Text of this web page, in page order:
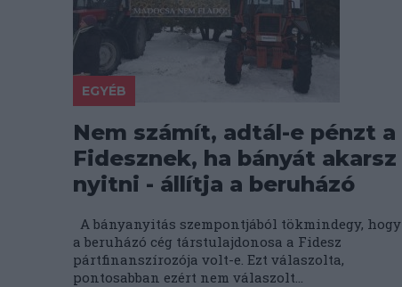
EGYÉB
Nem számít, adtál-e pénzt a
Fidesznek, ha bányát akarsz
nyitni - állítja a beruházó
A bányanyitás szempontjából tökmindegy, hogy
a beruházó cég társtulajdonosa a Fidesz
pártfinanszírozója volt-e. Ezt válaszolta,
pontosabban ezért nem válaszolt...